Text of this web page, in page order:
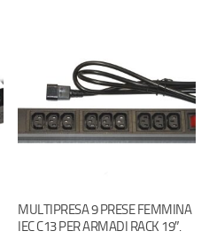
MULTIPRESA 9 PRESE FEMMINA
IEC C13 PER ARMADI RACK 19″.